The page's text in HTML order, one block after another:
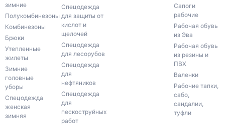
зимние
Полукомбинезоны
Комбинезоны
Брюки
Утепленные
жилеты
Зимние
головные
уборы
Спецодежда
женская
зимняя
Спецодежда
для защиты от
кислот и
щелочей
Спецодежда
для лесорубов
Спецодежда
для
нефтяников
Спецодежда
для
пескоструйных
работ
Сапоги
рабочие
Рабочая обувь
из Эва
Рабочая обувь
из резины и
ПВХ
Валенки
Рабочие тапки,
сабо,
сандалии,
туфли